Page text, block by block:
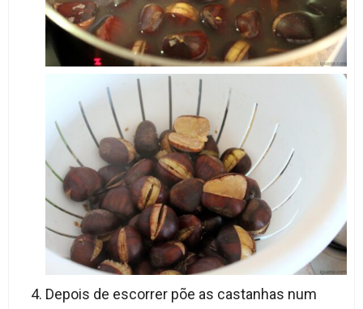
Depois de escorrer põe as castanhas num